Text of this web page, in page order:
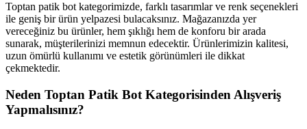
Toptan patik bot kategorimizde, farklı tasarımlar ve renk seçenekleri
ile geniş bir ürün yelpazesi bulacaksınız. Mağazanızda yer
vereceğiniz bu ürünler, hem şıklığı hem de konforu bir arada
sunarak, müşterilerinizi memnun edecektir. Ürünlerimizin kalitesi,
uzun ömürlü kullanımı ve estetik görünümleri ile dikkat
çekmektedir.
Neden Toptan Patik Bot Kategorisinden Alışveriş
Yapmalısınız?